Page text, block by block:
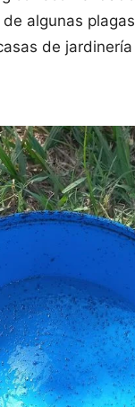
algunas
de